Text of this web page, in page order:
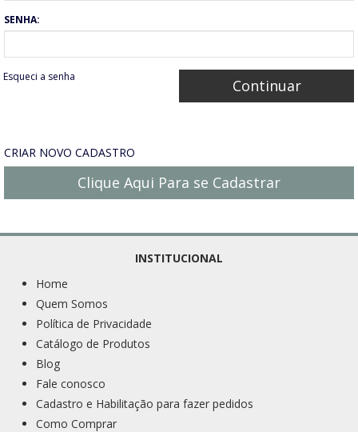
SENHA:
Esqueci a senha
CRIAR NOVO CADASTRO
Clique Aqui Para se Cadastrar
INSTITUCIONAL
Home
Quem Somos
Política de Privacidade
Catálogo de Produtos
Blog
Fale conosco
Cadastro e Habilitação para fazer pedidos
Como Comprar